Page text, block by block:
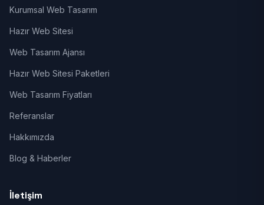
Kurumsal Web Tasarım
Hazır Web Sitesi
Web Tasarım Ajansı
Hazır Web Sitesi Paketleri
Web Tasarım Fiyatları
Referanslar
Hakkımızda
Blog & Haberler
İletişim